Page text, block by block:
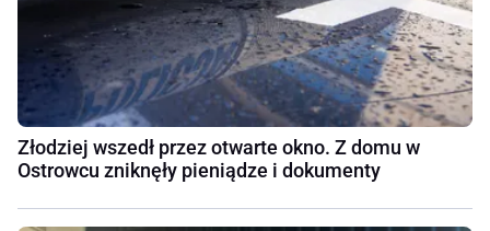
Złodziej wszedł przez otwarte okno. Z domu w
Ostrowcu zniknęły pieniądze i dokumenty